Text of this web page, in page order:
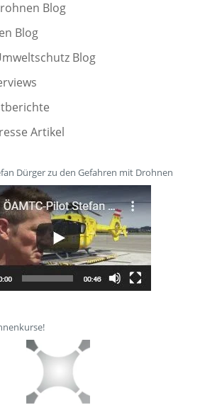
Blog
Blog
Blog
Artikel
Dürger zu den Gefahren mit Drohnen